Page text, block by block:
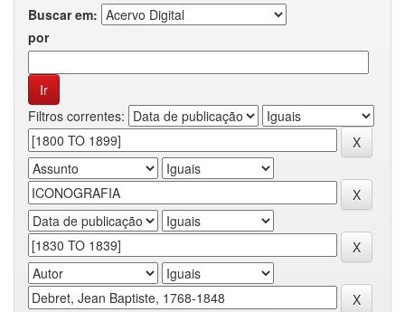
Buscar em:
por
Filtros correntes: